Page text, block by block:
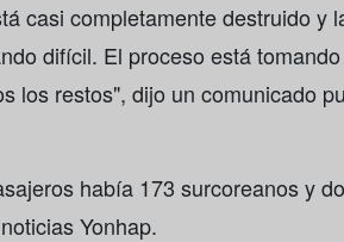
casi completamente destruido y
difícil. El proceso está
los restos", dijo un comunicado
había 173 surcoreanos y
Yonhap.